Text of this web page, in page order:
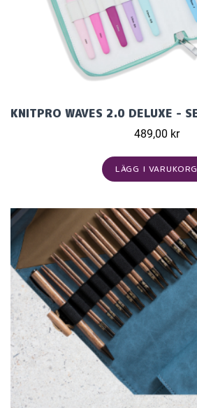
489,00 kr
LÄGG I VARUKORG